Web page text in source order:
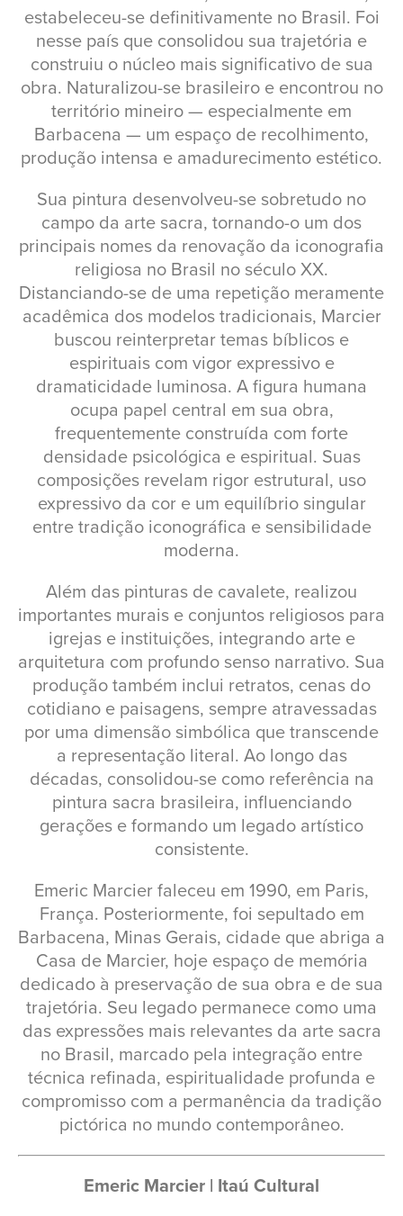
estabeleceu-se definitivamente no Brasil. Foi
nesse país que consolidou sua trajetória e
construiu o núcleo mais significativo de sua
obra. Naturalizou-se brasileiro e encontrou no
território mineiro — especialmente em
Barbacena — um espaço de recolhimento,
produção intensa e amadurecimento estético.
Sua pintura desenvolveu-se sobretudo no
campo da arte sacra, tornando-o um dos
principais nomes da renovação da iconografia
religiosa no Brasil no século XX.
Distanciando-se de uma repetição meramente
acadêmica dos modelos tradicionais, Marcier
buscou reinterpretar temas bíblicos e
espirituais com vigor expressivo e
dramaticidade luminosa. A figura humana
ocupa papel central em sua obra,
frequentemente construída com forte
densidade psicológica e espiritual. Suas
composições revelam rigor estrutural, uso
expressivo da cor e um equilíbrio singular
entre tradição iconográfica e sensibilidade
moderna.
Além das pinturas de cavalete, realizou
importantes murais e conjuntos religiosos para
igrejas e instituições, integrando arte e
arquitetura com profundo senso narrativo. Sua
produção também inclui retratos, cenas do
cotidiano e paisagens, sempre atravessadas
por uma dimensão simbólica que transcende
a representação literal. Ao longo das
décadas, consolidou-se como referência na
pintura sacra brasileira, influenciando
gerações e formando um legado artístico
consistente.
Emeric Marcier faleceu em 1990, em Paris,
França. Posteriormente, foi sepultado em
Barbacena, Minas Gerais, cidade que abriga a
Casa de Marcier, hoje espaço de memória
dedicado à preservação de sua obra e de sua
trajetória. Seu legado permanece como uma
das expressões mais relevantes da arte sacra
no Brasil, marcado pela integração entre
técnica refinada, espiritualidade profunda e
compromisso com a permanência da tradição
pictórica no mundo contemporâneo.
Emeric Marcier | Itaú Cultural